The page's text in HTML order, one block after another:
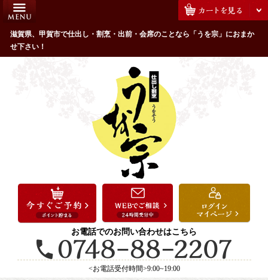
滋賀県、甲賀市で仕出し・割烹・出前・会席のことなら「うを宗」におまか
せ下さい！
お電話でのお問い合わせはこちら
<お電話受付時間>9:00~19:00
HOME
うを宗のこだわり
配達エリア・注文方法
お祝い・ハレの日
法事・法要
接待・おもてなし
会議・セミナー弁当